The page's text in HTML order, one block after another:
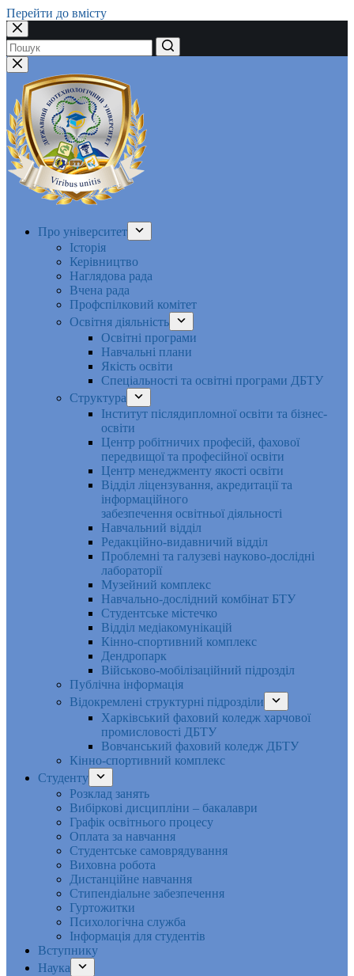
Перейти до вмісту
Немає
результатів
Про університет
Історія
Керівництво
Наглядова рада
Вчена рада
Профспілковий комітет
Освітня діяльність
Освітні програми
Навчальні плани
Якість освіти
Спеціальності та освітні програми ДБТУ
Структура
Інститут післядипломної освіти та бізнес-
освіти
Центр робітничих професій, фахової
передвищої та професійної освіти
Центр менеджменту якості освіти
Відділ ліцензування, акредитації та
інформаційного
забезпечення освітньої діяльності
Навчальний відділ
Редакційно-видавничий відділ
Проблемні та галузеві науково-дослідні
лабораторії
Музейний комплекс
Навчально-дослідний комбінат БТУ
Студентське містечко
Відділ медіакомунікацій
Кінно-спортивний комплекс
Дендропарк
Військово-мобілізаційний підрозділ
Публічна інформація
Відокремлені структурні підрозділи
Харківський фаховий коледж харчової
промисловості ДБТУ
Вовчанський фаховий коледж ДБТУ
Кінно-спортивний комплекс
Студенту
Розклад занять
Вибіркові дисципліни – бакалаври
Графік освітнього процесу
Оплата за навчання
Студентське самоврядування
Виховна робота
Дистанційне навчання
Стипендіальне забезпечення
Гуртожитки
Психологічна служба
Інформація для студентів
Вступнику
Наука